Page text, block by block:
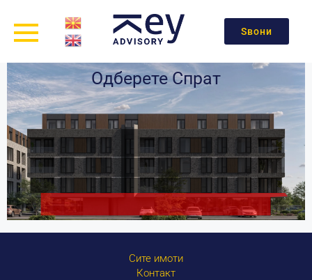
Ѕвони
Одберете Спрат
Сите имоти
Контакт